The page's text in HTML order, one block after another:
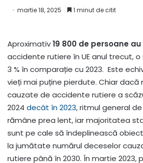
martie 18, 2025 1 minut de citit
Aproximativ19 800 de persoane
accidente rutiere în UE anul trecut,
3 % în comparație cu 2023. Este
vieți mai puține pierdute. Chiar dacă
cauzate de accidente rutiere a
2024 decât în 2023, ritmul general
rămâne prea lent, iar majoritatea
sunt pe cale să îndeplinească
la jumătate numărul deceselor
rutiere până în 2030. În martie 2023,